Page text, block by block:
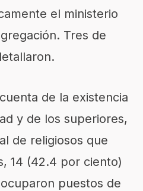
el ministerio
Tres de
de la existencia
y de los superiores,
de religiosos que
14 (42.4 por ciento)
puestos de